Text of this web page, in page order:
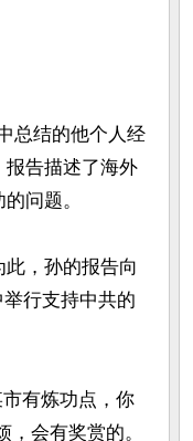
总结的他个人经
报告描述了海外
问题。
，孙的报告向
行支持中共的
有炼功点，你
会有奖赏的。